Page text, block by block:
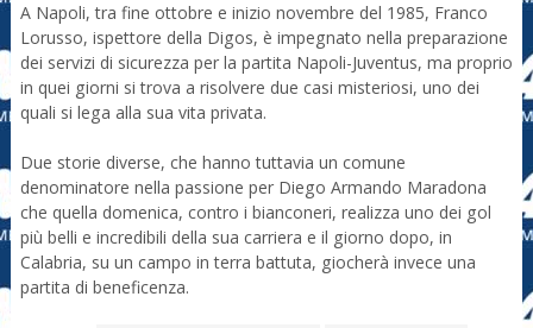
A Napoli, tra fine ottobre e inizio novembre del 1985, Franco
Lorusso, ispettore della Digos, è impegnato nella preparazione
dei servizi di sicurezza per la partita Napoli-Juventus, ma proprio
in quei giorni si trova a risolvere due casi misteriosi, uno dei
quali si lega alla sua vita privata.
Due storie diverse, che hanno tuttavia un comune
denominatore nella passione per Diego Armando Maradona
che quella domenica, contro i bianconeri, realizza uno dei gol
più belli e incredibili della sua carriera e il giorno dopo, in
Calabria, su un campo in terra battuta, giocherà invece una
partita di beneficenza.